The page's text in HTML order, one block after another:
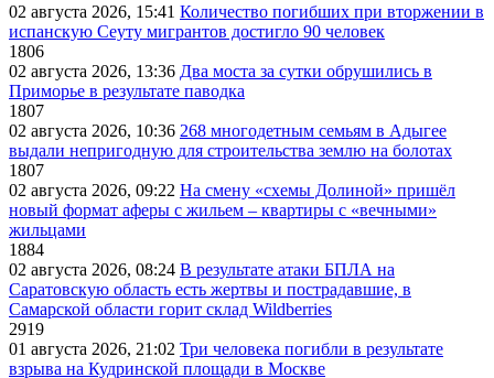
02 августа 2026, 15:41 Количество погибших при вторжении в
испанскую Сеуту мигрантов достигло 90 человек
1806
02 августа 2026, 13:36 Два моста за сутки обрушились в
Приморье в результате паводка
1807
02 августа 2026, 10:36 268 многодетным семьям в Адыгее
выдали непригодную для строительства землю на болотах
1807
02 августа 2026, 09:22 На смену «схемы Долиной» пришёл
новый формат аферы с жильем – квартиры с «вечными»
жильцами
1884
02 августа 2026, 08:24 В результате атаки БПЛА на
Саратовскую область есть жертвы и пострадавшие, в
Самарской области горит склад Wildberries
2919
01 августа 2026, 21:02 Три человека погибли в результате
взрыва на Кудринской площади в Москве